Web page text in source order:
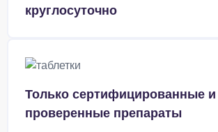
круглосуточно
Только сертифицированные и
проверенные препараты